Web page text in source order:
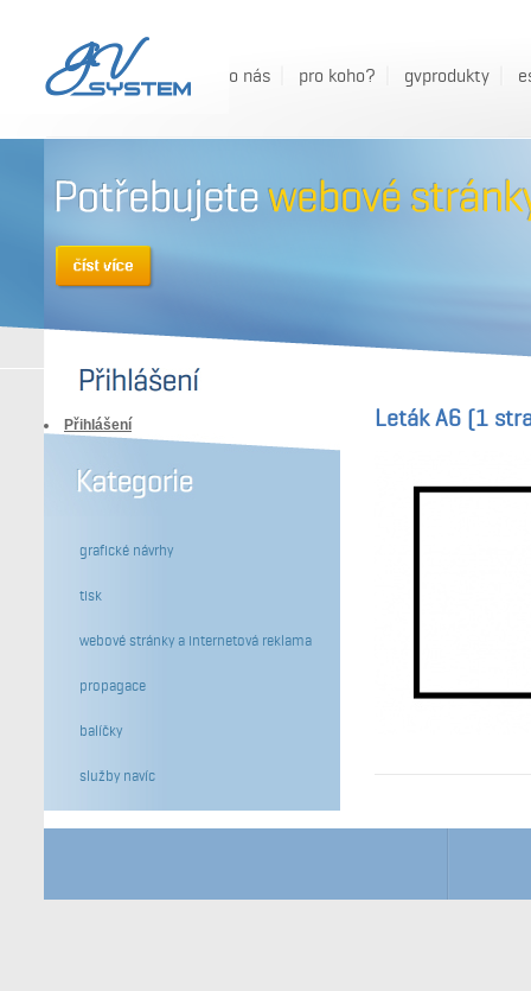
o nás pro koho? gvprodukty
Leták A6 (1
Přihlášení
grafické návrhy
tisk
webové stránky a internetová reklama
propagace
balíčky
služby navíc